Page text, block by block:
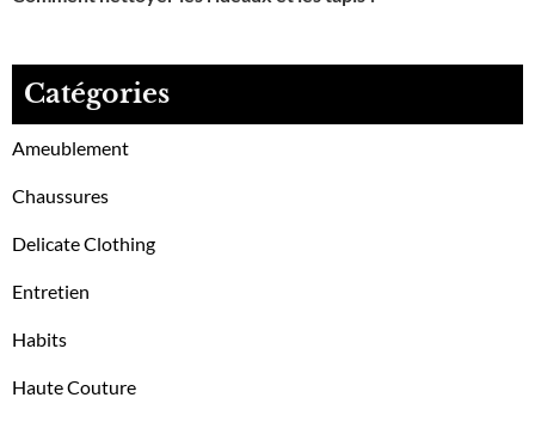
Catégories
Ameublement
Chaussures
Delicate Clothing
Entretien
Habits
Haute Couture